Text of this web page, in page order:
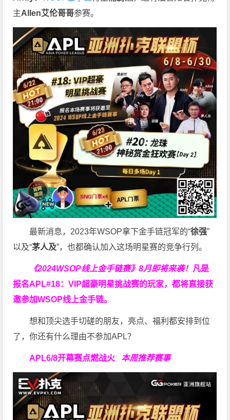
主Allen艾伦哥哥参赛。
最新消息，2023年WSOP拿下金手链冠军的“徐强”
以及“茅人及”，也都确认加入这场明星赛的竞争行列。
《2024WSOP线上金手链赛》8月即将来袭！ 凡是
报名APL#18：VIP超豪明星挑战赛的玩家，都将直接获
邀参加WSOP线上金手链。
想和顶尖选手切磋的朋友，亮点、福利都安排到位
了，你还有什么理由不参加APL？
APL6/8开幕赛点燃战火 本周推荐赛事